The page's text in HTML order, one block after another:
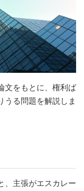
文をもとに、権利ば
うる問題を解説しま
、主張がエスカレー